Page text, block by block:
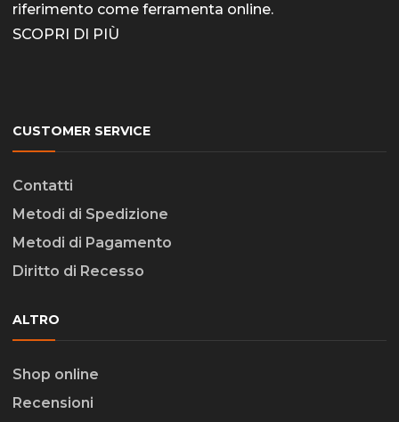
riferimento come ferramenta online.
SCOPRI DI PIÙ
CUSTOMER SERVICE
Contatti
Metodi di Spedizione
Metodi di Pagamento
Diritto di Recesso
ALTRO
Shop online
Recensioni